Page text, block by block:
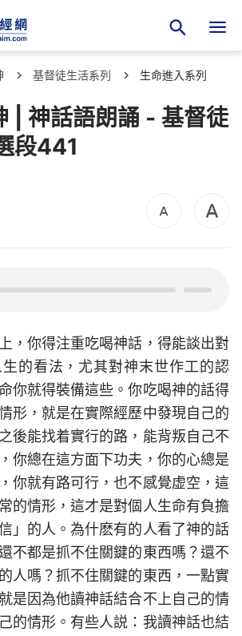
基督徒生活系列 生命進入系列
| 神話語朗誦 - 基督徒
段441
00:00
，你得注重吃喝神話，得能談出對
的看法，尤其對神末世作工的認
你就得裝備這些。你吃喝神的話得
形，就是在實際經歷中發現自己的
後能找着實行的路，能背叛自己不
你總在這方面下功夫，你的心總是
你就有路可行，也不感覺虚空，這
的情形，這才是對個人生命有負擔
」的人。為什麽有的人看了神的話
不都是抓不住關鍵的東西嗎？還不
人嗎？抓不住關鍵的東西，一點實
是因為他讀神話結合不上自己的情
的情形。有些人説：我讀神話也結